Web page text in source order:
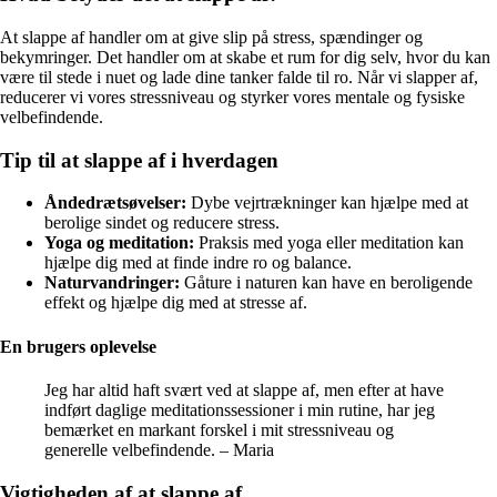
At slappe af handler om at give slip på stress, spændinger og
bekymringer. Det handler om at skabe et rum for dig selv, hvor du kan
være til stede i nuet og lade dine tanker falde til ro. Når vi slapper af,
reducerer vi vores stressniveau og styrker vores mentale og fysiske
velbefindende.
Tip til at slappe af i hverdagen
Åndedrætsøvelser: Dybe vejrtrækninger kan hjælpe med at
berolige sindet og reducere stress.
Yoga og meditation: Praksis med yoga eller meditation kan
hjælpe dig med at finde indre ro og balance.
Naturvandringer: Gåture i naturen kan have en beroligende
effekt og hjælpe dig med at stresse af.
En brugers oplevelse
Jeg har altid haft svært ved at slappe af, men efter at have
indført daglige meditationssessioner i min rutine, har jeg
bemærket en markant forskel i mit stressniveau og
generelle velbefindende. – Maria